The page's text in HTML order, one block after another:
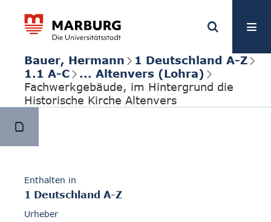
Bauer, Hermann
1 Deutschland A-Z
1.1 A-C
... Altenvers (Lohra)
Fachwerkgebäude, im Hintergrund die
Historische Kirche Altenvers
Enthalten in
1 Deutschland A-Z
Urheber